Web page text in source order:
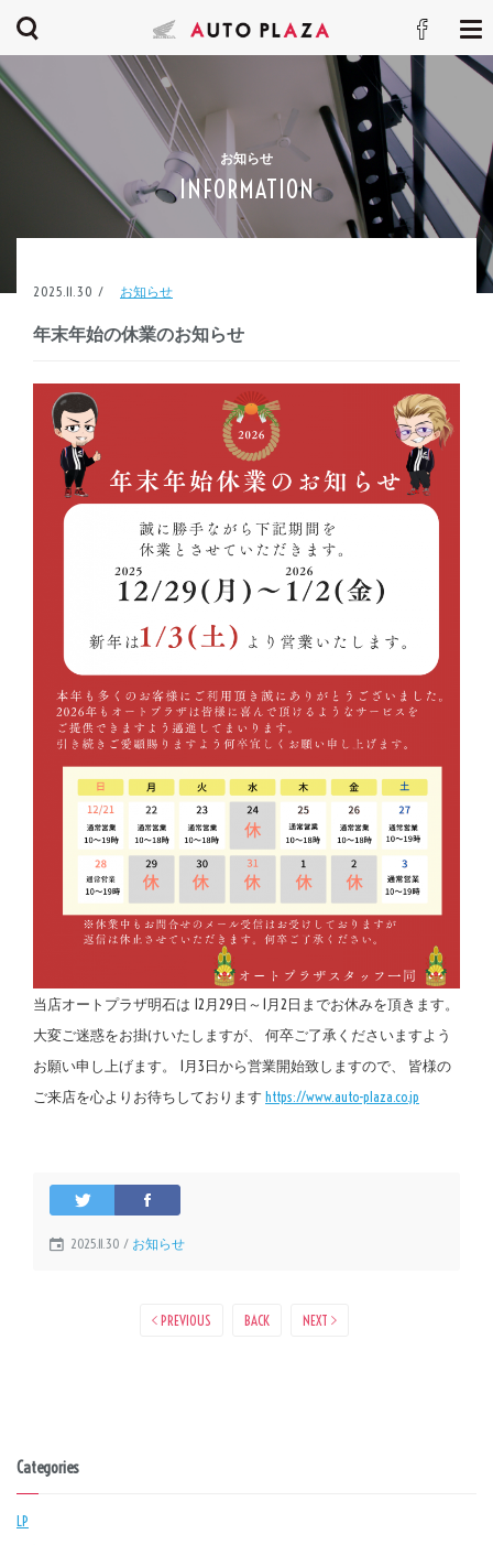
お知らせ
INFORMATION
2025.11.30 / お知らせ
年末年始の休業のお知らせ
当店オートプラザ明石は 12月29日～1月2日までお休みを頂きます。
大変ご迷惑をお掛けいたしますが、 何卒ご了承くださいますよう
お願い申し上げます。 1月3日から営業開始致しますので、 皆様の
ご来店を心よりお待ちしております https://www.auto-plaza.co.jp
2025.11.30 / お知らせ
PREVIOUS BACK NEXT
Categories
LP